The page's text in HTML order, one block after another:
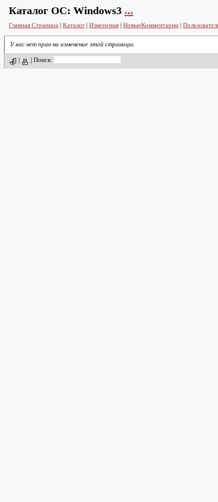
Каталог ОС: Windows3 ...
Главная Страница | Каталог | Изменения | НовыеКомментарии |
У вас нет прав на изменение этой страницы.
| | Поиск: